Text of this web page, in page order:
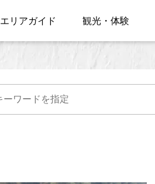
エリアガイド 観光・体験